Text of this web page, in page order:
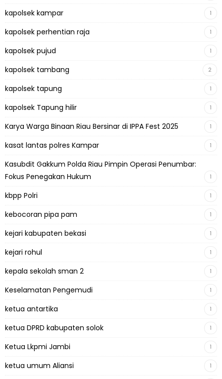
kapolsek kampar 1
kapolsek perhentian raja 1
kapolsek pujud 1
kapolsek tambang 2
kapolsek tapung 1
kapolsek Tapung hilir 1
Karya Warga Binaan Riau Bersinar di IPPA Fest 2025 1
kasat lantas polres Kampar 1
Kasubdit Gakkum Polda Riau Pimpin Operasi Penumbar:
Fokus Penegakan Hukum
1
kbpp Polri 1
kebocoran pipa pam 1
kejari kabupaten bekasi 1
kejari rohul 1
kepala sekolah sman 2 1
Keselamatan Pengemudi 1
ketua antartika 1
ketua DPRD kabupaten solok 1
Ketua Lkpmi Jambi 1
ketua umum Aliansi 1